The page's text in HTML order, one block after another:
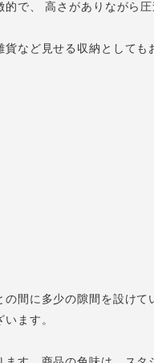
で、 高さがありながら
など見せる収納としても
間に多少の隙間を設けて
ます。